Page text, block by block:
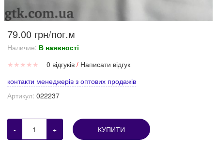
79.00 грн/пог.м
Наличие: В наявності
★ ★ ★ ★ ★ 0 відгуків / Написати відгук
контакти менеджерів з оптових продажів
Артикул: 022237
- + КУПИТИ